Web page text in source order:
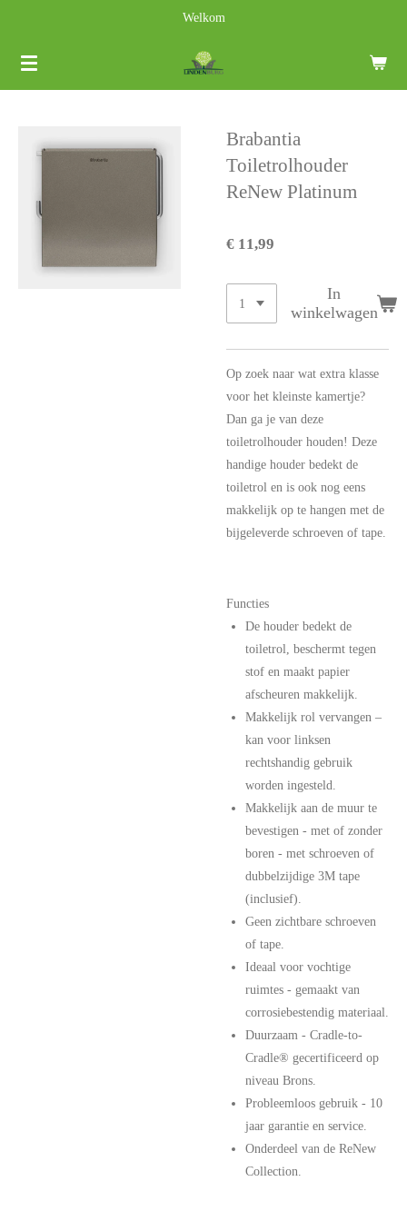
naar
de
Welkom
Brabantia
Toiletrolhouder
ReNew Platinum
€ 11,99
In
winkelwagen
Op zoek naar wat extra klasse
voor het kleinste kamertje?
Dan ga je van deze
toiletrolhouder houden! Deze
handige houder bedekt de
toiletrol en is ook nog eens
makkelijk op te hangen met de
bijgeleverde schroeven of tape.
Functies
De houder bedekt de
toiletrol, beschermt tegen
stof en maakt papier
afscheuren makkelijk.
Makkelijk rol vervangen –
kan voor linksen
rechtshandig gebruik
worden ingesteld.
Makkelijk aan de muur te
bevestigen - met of zonder
boren - met schroeven of
dubbelzijdige 3M tape
(inclusief).
Geen zichtbare schroeven
of tape.
Ideaal voor vochtige
ruimtes - gemaakt van
corrosiebestendig materiaal.
Duurzaam - Cradle-to-
Cradle® gecertificeerd op
niveau Brons.
Probleemloos gebruik - 10
jaar garantie en service.
Onderdeel van de ReNew
Collection.